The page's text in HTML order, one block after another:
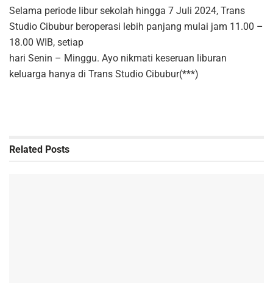
Selama periode libur sekolah hingga 7 Juli 2024, Trans
Studio Cibubur beroperasi lebih panjang mulai jam 11.00 –
18.00 WIB, setiap
hari Senin – Minggu. Ayo nikmati keseruan liburan
keluarga hanya di Trans Studio Cibubur(***)
Related Posts